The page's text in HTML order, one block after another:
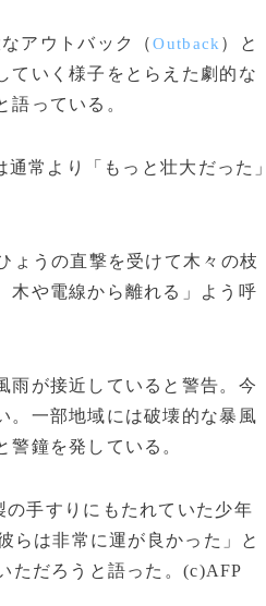
アウトバック（Outback ）と
ていく様子をとらえた劇的な
っている。
常より「もっと壮大だった」
ょうの直撃を受けて木々の枝
木や電線から離れる」よう呼
が接近していると警告。今
。一部地域には破壊的な暴風
鐘を発している。
の手すりにもたれていた少年
らは非常に運が良かった」と
ただろうと語った。(c)AFP